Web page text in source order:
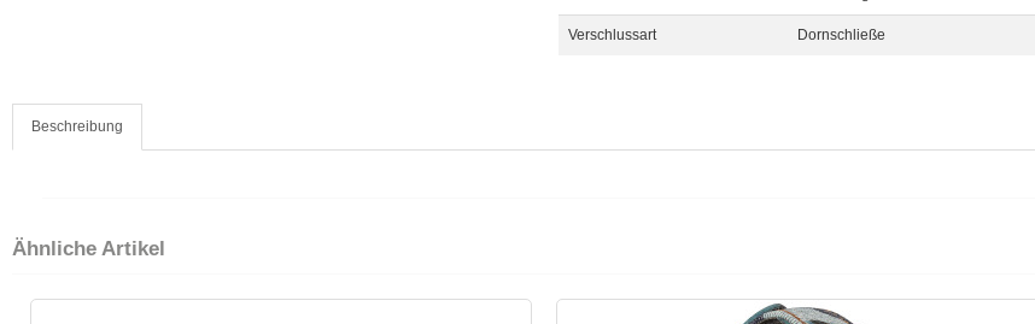
Verschlussart Dornschließe
Beschreibung
Ähnliche Artikel